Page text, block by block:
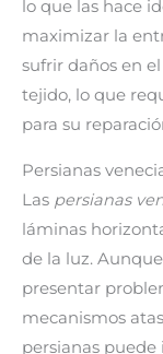
lo que las hace
maximizar la
sufrir daños en
tejido, lo que
para su
Persianas
Las persianas
láminas
de la luz.
presentar
mecanismos
persianas